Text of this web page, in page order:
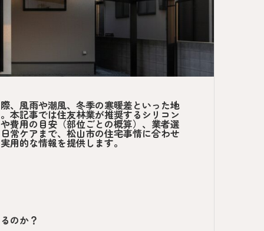
、風雨や潮風、冬季の寒暖差といった地
本記事では住友林業が推奨するシリコン
費用の目安（部位ごとの概算）、業者選
常ケアまで、松山市の住宅事情に合わせ
用的な情報を提供します。
のか？